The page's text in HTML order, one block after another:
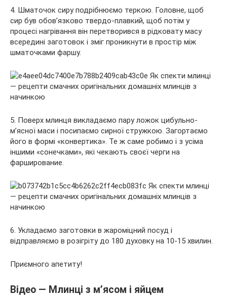
4. Шматочок сиру подрібнюємо теркою. Головне, щоб
сир був обов’язково твердо-плавкий, щоб потім у
процесі нагрівання він перетворився в рідковату масу
всередині заготовок і зміг проникнути в простір між
шматочками фаршу.
5. Поверх млинця викладаємо пару ложок цибульно-
м’ясної маси і посипаємо сирної стружкою. Загортаємо
його в формі «конвертика». Те ж саме робимо і з усіма
іншими «сонечками», які чекають своєї черги на
фарширование.
6. Укладаємо заготовки в жароміцний посуд і
відправляємо в розігріту до 180 духовку на 10-15 хвилин.
Приємного апетиту!
Відео — Млинці з м’ясом і яйцем